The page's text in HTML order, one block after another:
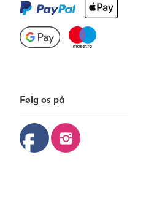
Følg os på
facebook instagram